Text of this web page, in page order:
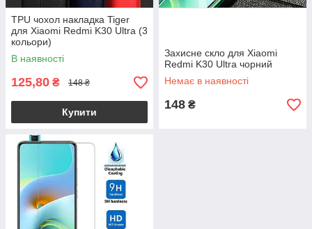
TPU чохол накладка Tiger
для Xiaomi Redmi K30 Ultra (3
кольори)
В наявності
125,80 ₴ 148 ₴
Купити
Захисне скло для Xiaomi
Redmi K30 Ultra чорний
Немає в наявності
148 ₴